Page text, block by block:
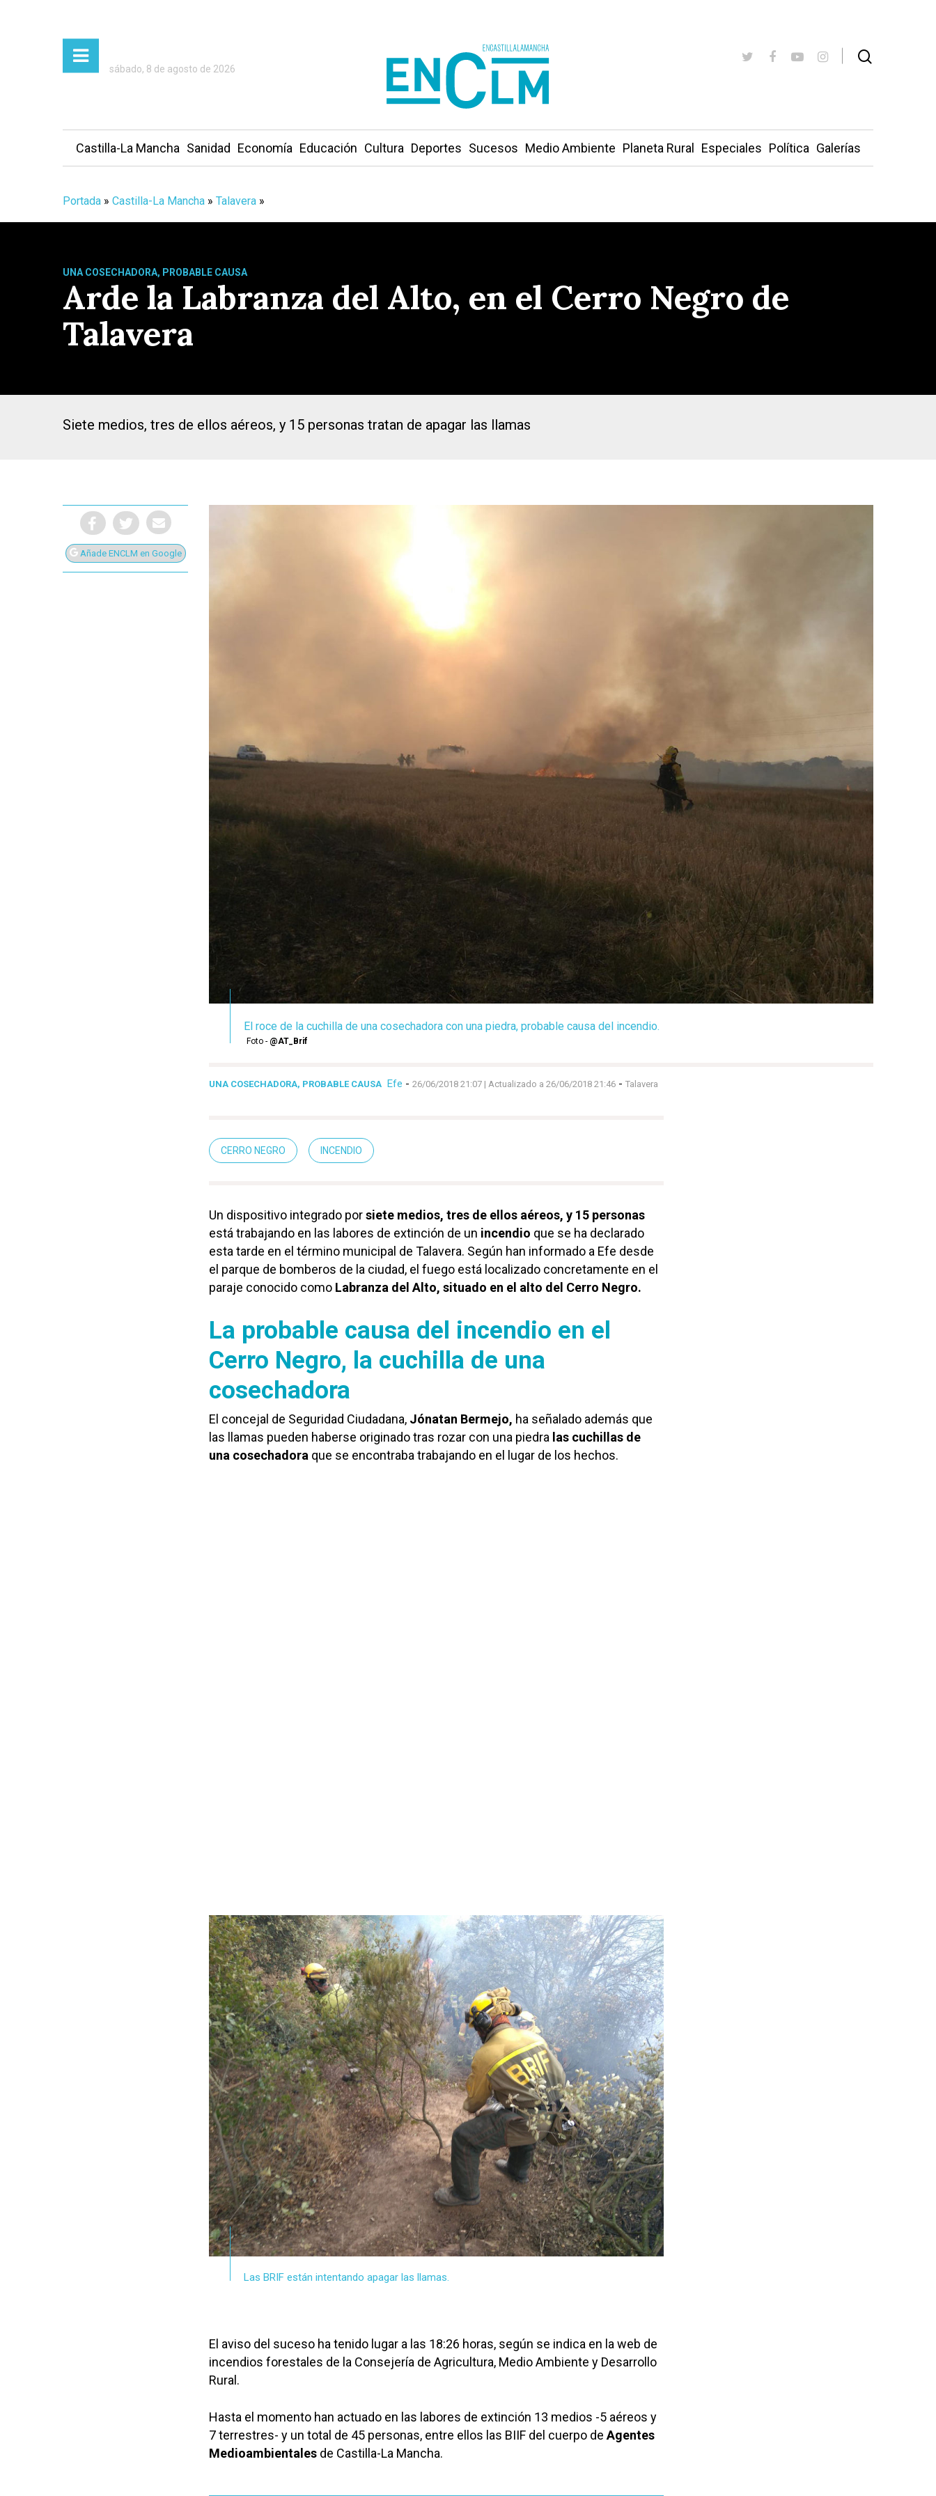
Presiona Intro para buscar o ESC para cerrar
sábado, 8 de agosto de 2026
Castilla-La Mancha Sanidad Economía Educación Cultura Deportes Sucesos Medio Ambiente Planeta Rural Especiales Política Galerías
Portada » Castilla-La Mancha » Talavera »
UNA COSECHADORA, PROBABLE CAUSA
Arde la Labranza del Alto, en el Cerro Negro de
Talavera
Siete medios, tres de ellos aéreos, y 15 personas tratan de apagar las llamas
Añade ENCLM en Google
El roce de la cuchilla de una cosechadora con una piedra, probable causa del incendio.
Foto - @AT_Brif
UNA COSECHADORA, PROBABLE CAUSA Efe - 26/06/2018 21:07 | Actualizado a 26/06/2018 21:46 - Talavera
CERRO NEGRO INCENDIO
Un dispositivo integrado porsiete medios, tres de ellos aéreos, y 15 personas
está trabajando en las labores de extinción de un incendio que se ha declarado
esta tarde en el término municipal de Talavera. Según han informado a Efe desde
el parque de bomberos de la ciudad, el fuego está localizado concretamente en el
paraje conocido como Labranza del Alto, situado en el alto del Cerro Negro.
La probable causa del incendio en el
Cerro Negro, la cuchilla de una
cosechadora
El concejal de Seguridad Ciudadana, Jónatan Bermejo, ha señalado además que
las llamas pueden haberse originado tras rozar con una piedra las cuchillas de
una cosechadora que se encontraba trabajando en el lugar de los hechos.
Las BRIF están intentando apagar las llamas.
El aviso del suceso ha tenido lugar a las 18:26 horas, según se indica en la web de
incendios forestales de la Consejería de Agricultura, Medio Ambiente y Desarrollo
Rural.
Hasta el momento han actuado en las labores de extinción 13 medios -5 aéreos y
7 terrestres- y un total de 45 personas, entre ellos las BIIF del cuerpo de Agentes
Medioambientales de Castilla-La Mancha.